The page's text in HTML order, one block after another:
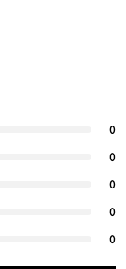
0
0
0
0
0